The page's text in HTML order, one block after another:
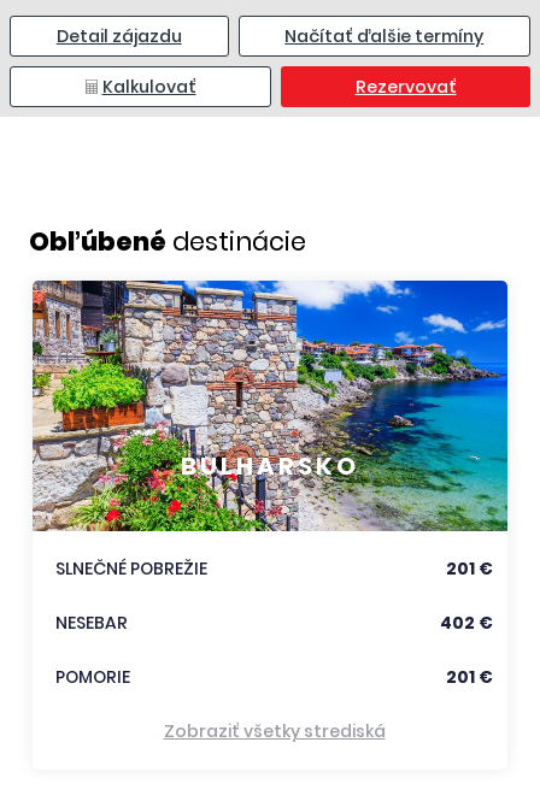
Detail zájazdu Načítať ďalšie termíny
Kalkulovať Rezervovať
Obľúbené destinácie
BULHARSKO
SLNEČNÉ POBREŽIE 201 €
NESEBAR 402 €
POMORIE 201 €
Zobraziť všetky strediská